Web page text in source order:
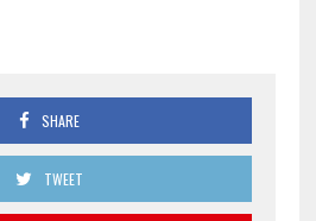
SHARE
TWEET